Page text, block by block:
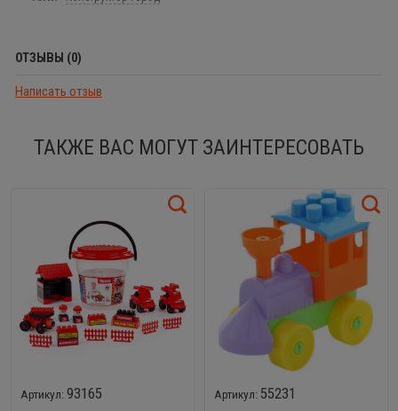
ОТЗЫВЫ (0)
Написать отзыв
ТАКЖЕ ВАС МОГУТ ЗАИНТЕРЕСОВАТЬ
93165
55231